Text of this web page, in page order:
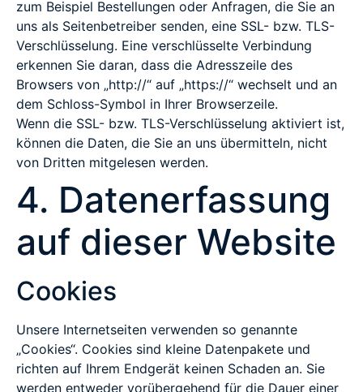
zum Beispiel Bestellungen oder Anfragen, die Sie an
uns als Seitenbetreiber senden, eine SSL- bzw. TLS-
Verschlüsselung. Eine verschlüsselte Verbindung
erkennen Sie daran, dass die Adresszeile des
Browsers von „http://“ auf „https://“ wechselt und an
dem Schloss-Symbol in Ihrer Browserzeile.
Wenn die SSL- bzw. TLS-Verschlüsselung aktiviert ist,
können die Daten, die Sie an uns übermitteln, nicht
von Dritten mitgelesen werden.
4. Datenerfassung
auf dieser Website
Cookies
Unsere Internetseiten verwenden so genannte
„Cookies“. Cookies sind kleine Datenpakete und
richten auf Ihrem Endgerät keinen Schaden an. Sie
werden entweder vorübergehend für die Dauer einer